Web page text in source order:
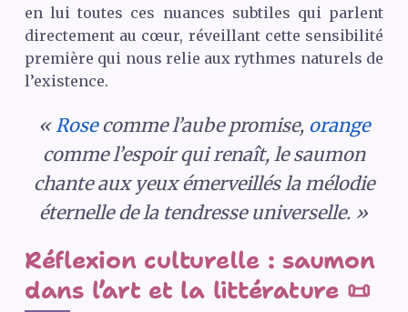
en lui toutes ces nuances subtiles qui parlent
directement au cœur, réveillant cette sensibilité
première qui nous relie aux rythmes naturels de
l’existence.
« Rosecomme l’aube promise, orange
comme l’espoir qui renaît, le saumon
chante aux yeux émerveillés la mélodie
éternelle de la tendresse universelle. »
Réflexion culturelle : saumon
dans l’art et la littérature 📜